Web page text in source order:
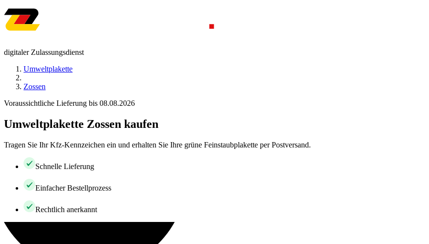
digitaler Zulassungsdienst
Umweltplakette
Zossen
Voraussichtliche Lieferung bis 08.08.2026
Umweltplakette Zossen kaufen
Tragen Sie Ihr Kfz-Kennzeichen ein und erhalten Sie Ihre grüne Feinstaubplakette per Postversand.
Schnelle Lieferung
Einfacher Bestellprozess
Rechtlich anerkannt